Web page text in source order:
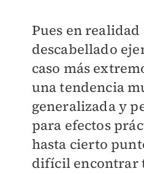
Pues en realidad
descabellado
caso más
una tendencia
generalizada y
para efectos
hasta cierto
difícil encontrar